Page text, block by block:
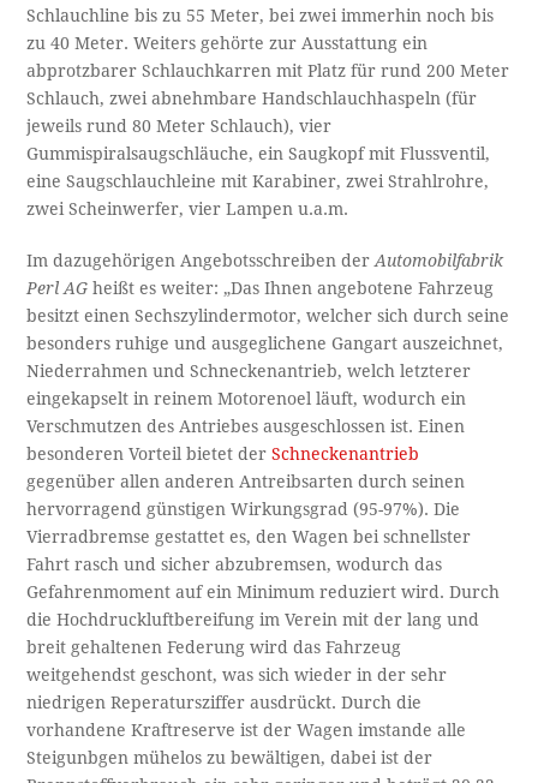
Schlauchline bis zu 55 Meter, bei zwei immerhin noch bis
zu 40 Meter. Weiters gehörte zur Ausstattung ein
abprotzbarer Schlauchkarren mit Platz für rund 200 Meter
Schlauch, zwei abnehmbare Handschlauchhaspeln (für
jeweils rund 80 Meter Schlauch), vier
Gummispiralsaugschläuche, ein Saugkopf mit Flussventil,
eine Saugschlauchleine mit Karabiner, zwei Strahlrohre,
zwei Scheinwerfer, vier Lampen u.a.m.
Im dazugehörigen Angebotsschreiben derAutomobilfabrik
Perl AG heißt es weiter: „Das Ihnen angebotene Fahrzeug
besitzt einen Sechszylindermotor, welcher sich durch seine
besonders ruhige und ausgeglichene Gangart auszeichnet,
Niederrahmen und Schneckenantrieb, welch letzterer
eingekapselt in reinem Motorenoel läuft, wodurch ein
Verschmutzen des Antriebes ausgeschlossen ist. Einen
besonderen Vorteil bietet derSchneckenantrieb
gegenüber allen anderen Antreibsarten durch seinen
hervorragend günstigen Wirkungsgrad (95-97%). Die
Vierradbremse gestattet es, den Wagen bei schnellster
Fahrt rasch und sicher abzubremsen, wodurch das
Gefahrenmoment auf ein Minimum reduziert wird. Durch
die Hochdruckluftbereifung im Verein mit der lang und
breit gehaltenen Federung wird das Fahrzeug
weitgehendst geschont, was sich wieder in der sehr
niedrigen Reperatursziffer ausdrückt. Durch die
vorhandene Kraftreserve ist der Wagen imstande alle
Steigunbgen mühelos zu bewältigen, dabei ist der